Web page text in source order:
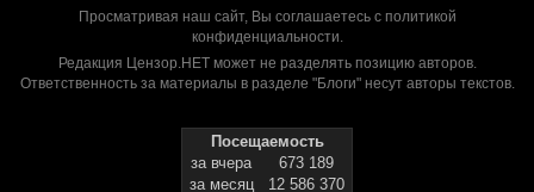
Просматривая наш сайт, Вы соглашаетесь с политикой
конфиденциальности.
Редакция Цензор.НЕТ может не разделять позицию авторов.
Ответственность за материалы в разделе "Блоги" несут авторы текстов.
Посещаемость
за вчера
673 189
за месяц
12 586 370